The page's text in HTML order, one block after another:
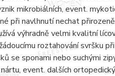
mikrobiálních, event.
při navlhnutí nechat
výhradně velmi kvalitní
roztahování svršku
se sponami nebo suchými
event. dalších